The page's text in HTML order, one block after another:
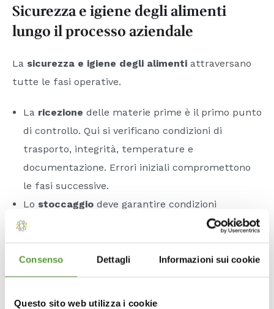
Consenso Dettagli Informazioni sui cookie
Questo sito web utilizza i cookie
Sicurezza e igiene degli alimenti
lungo il processo aziendale
La sicurezza e igiene degli alimenti attraversano
tutte le fasi operative.
La ricezione delle materie prime è il primo punto
di controllo. Qui si verificano condizioni di
trasporto, integrità, temperature e
documentazione. Errori iniziali compromettono
le fasi successive.
Lo stoccaggio deve garantire condizioni
adeguate di conservazione. La gestione di spazi,
qualità e sicurezza.
Lalavorazione